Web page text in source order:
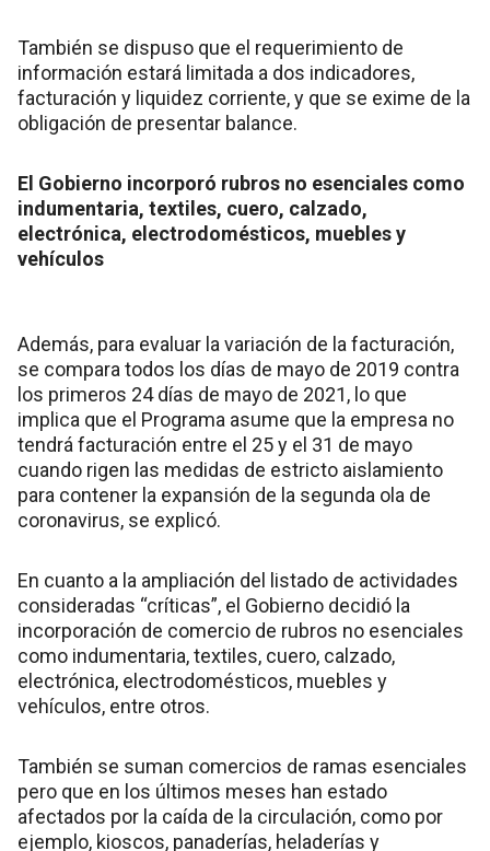
También se dispuso que el requerimiento de
información estará limitada a dos indicadores,
facturación y liquidez corriente, y que se exime de la
obligación de presentar balance.
El Gobierno incorporó rubros no esenciales como
indumentaria, textiles, cuero, calzado,
electrónica, electrodomésticos, muebles y
vehículos
Además, para evaluar la variación de la facturación,
se compara todos los días de mayo de 2019 contra
los primeros 24 días de mayo de 2021, lo que
implica que el Programa asume que la empresa no
tendrá facturación entre el 25 y el 31 de mayo
cuando rigen las medidas de estricto aislamiento
para contener la expansión de la segunda ola de
coronavirus, se explicó.
En cuanto a la ampliación del listado de actividades
consideradas “críticas”, el Gobierno decidió la
incorporación de comercio de rubros no esenciales
como indumentaria, textiles, cuero, calzado,
electrónica, electrodomésticos, muebles y
vehículos, entre otros.
También se suman comercios de ramas esenciales
pero que en los últimos meses han estado
afectados por la caída de la circulación, como por
ejemplo, kioscos, panaderías, heladerías y